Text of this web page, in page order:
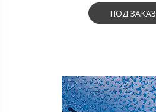
ПОД ЗАКАЗ